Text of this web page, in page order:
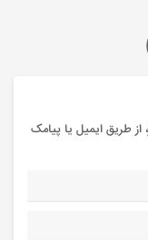
از طریق ایمیل یا پیامک